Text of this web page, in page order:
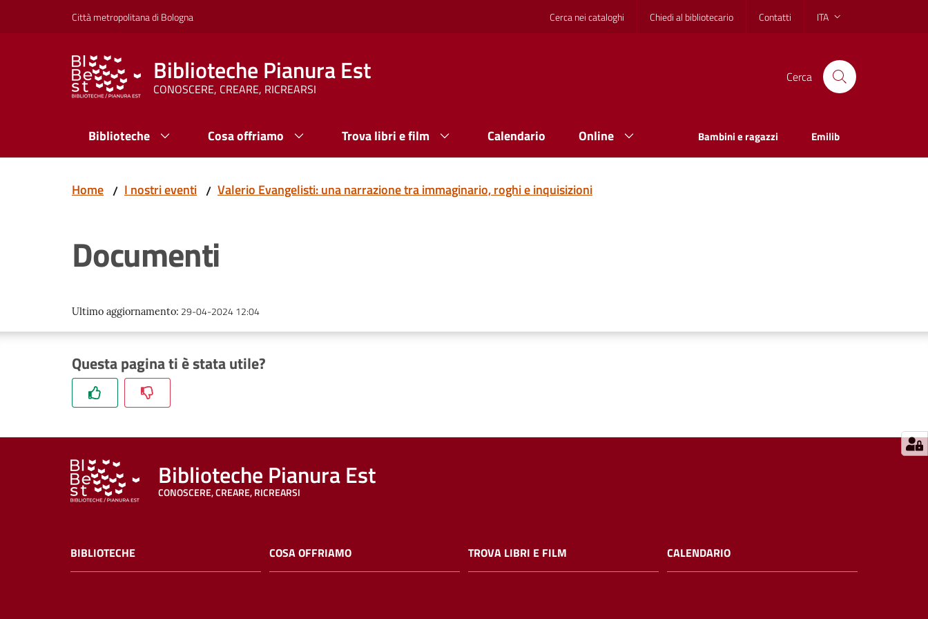
Vai al contenuto
Vai alla navigazioneCittà metropolitana di Bologna Cerca nei cataloghi Chiedi al bibliotecario Contatti ITA
Biblioteche Pianura Est
CONOSCERE, CREARE, RICREARSI
Cerca
Biblioteche Cosa offriamo Trova libri e film Calendario Online Bambini e ragazzi Emilib
Home / I nostri eventi / Valerio Evangelisti: una narrazione tra immaginario, roghi e inquisizioni
Documenti
Ultimo aggiornamento: 29-04-2024 12:04
Questa pagina ti è stata utile?
Biblioteche Pianura Est
CONOSCERE, CREARE, RICREARSI
BIBLIOTECHE COSA OFFRIAMO TROVA LIBRI E FILM CALENDARIO